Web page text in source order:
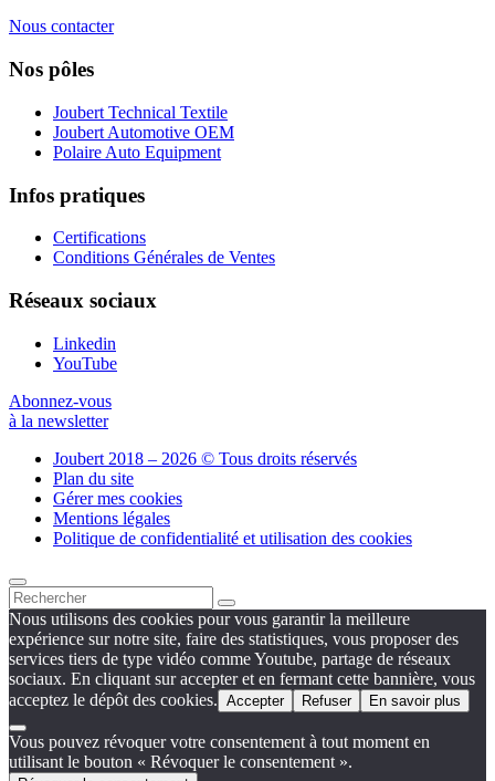
Nous contacter
Nos pôles
Joubert Technical Textile
Joubert Automotive OEM
Polaire Auto Equipment
Infos pratiques
Certifications
Conditions Générales de Ventes
Réseaux sociaux
Linkedin
YouTube
Abonnez-vous
à la newsletter
Joubert 2018 – 2026 © Tous droits réservés
Plan du site
Gérer mes cookies
Mentions légales
Politique de confidentialité et utilisation des cookies
Nous utilisons des cookies pour vous garantir la meilleure
expérience sur notre site, faire des statistiques, vous proposer des
services tiers de type vidéo comme Youtube, partage de réseaux
sociaux. En cliquant sur accepter et en fermant cette bannière, vous
acceptez le dépôt des cookies. Accepter Refuser En savoir plus
Vous pouvez révoquer votre consentement à tout moment en
utilisant le bouton « Révoquer le consentement ».